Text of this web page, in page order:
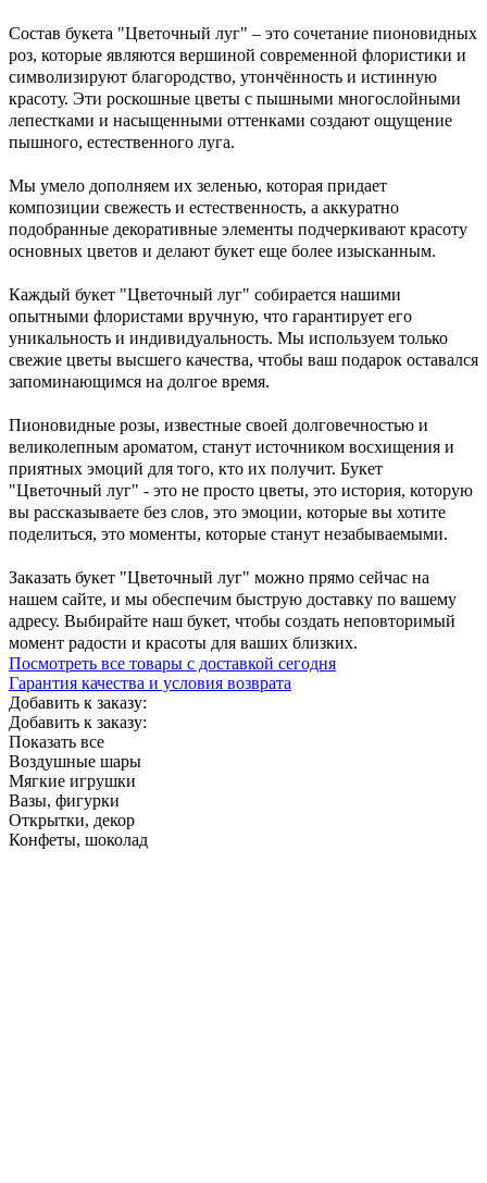
Состав букета "Цветочный луг" – это сочетание пионовидных
роз, которые являются вершиной современной флористики и
символизируют благородство, утончённость и истинную
красоту. Эти роскошные цветы с пышными многослойными
лепестками и насыщенными оттенками создают ощущение
пышного, естественного луга.
Мы умело дополняем их зеленью, которая придает
композиции свежесть и естественность, а аккуратно
подобранные декоративные элементы подчеркивают красоту
основных цветов и делают букет еще более изысканным.
Каждый букет "Цветочный луг" собирается нашими
опытными флористами вручную, что гарантирует его
уникальность и индивидуальность. Мы используем только
свежие цветы высшего качества, чтобы ваш подарок оставался
запоминающимся на долгое время.
Пионовидные розы, известные своей долговечностью и
великолепным ароматом, станут источником восхищения и
приятных эмоций для того, кто их получит. Букет
"Цветочный луг" - это не просто цветы, это история, которую
вы рассказываете без слов, это эмоции, которые вы хотите
поделиться, это моменты, которые станут незабываемыми.
Заказать букет "Цветочный луг" можно прямо сейчас на
нашем сайте, и мы обеспечим быструю доставку по вашему
адресу. Выбирайте наш букет, чтобы создать неповторимый
момент радости и красоты для ваших близких.
Посмотреть все товары с доставкой сегодня
Гарантия качества и условия возврата
Добавить к заказу:
Добавить к заказу:
Показать все
Воздушные шары
Мягкие игрушки
Вазы, фигурки
Открытки, декор
Конфеты, шоколад